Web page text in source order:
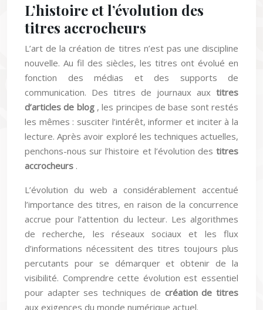
L’histoire et l’évolution des
titres accrocheurs
L’art de la création de titres n’est pas une discipline
nouvelle. Au fil des siècles, les titres ont évolué en
fonction des médias et des supports de
communication. Des titres de journaux aux titres
d’articles de blog , les principes de base sont restés
les mêmes : susciter l’intérêt, informer et inciter à la
lecture. Après avoir exploré les techniques actuelles,
penchons-nous sur l’histoire et l’évolution des titres
accrocheurs .
L’évolution du web a considérablement accentué
l’importance des titres, en raison de la concurrence
accrue pour l’attention du lecteur. Les algorithmes
de recherche, les réseaux sociaux et les flux
d’informations nécessitent des titres toujours plus
percutants pour se démarquer et obtenir de la
visibilité. Comprendre cette évolution est essentiel
pour adapter ses techniques de création de titres
aux exigences du monde numérique actuel.